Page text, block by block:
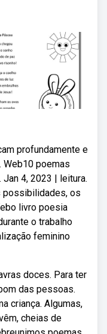
profundamente e
Web10 poemas
4, 2023 | leitura.
possibilidades, os
livro poesia
o trabalho
feminino
doces. Para ter
das pessoas.
criança. Algumas,
cheias de